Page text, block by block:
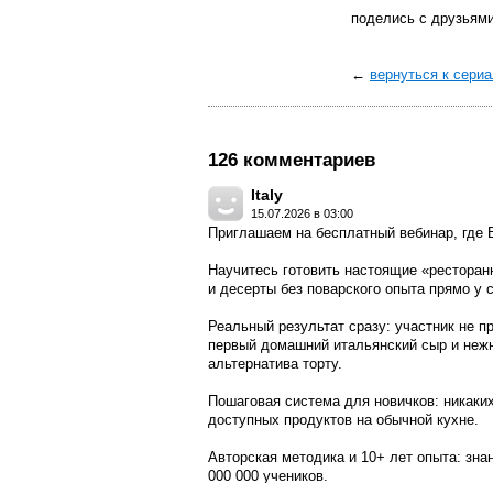
поделись с
← вернуться к
126 комментариев
Italy
15.07.2026 в 03:00
Приглашаем на бесплатный вебинар, где
Научитесь готовить настоящие
и десерты без поварского опыта прямо
Реальный результат сразу: участник не
первый домашний итальянский сыр и
альтернатива торту.
Пошаговая система для новичков:
доступных продуктов на обычной кухне.
Авторская методика и 10+ лет опыта:
000 000 учеников.